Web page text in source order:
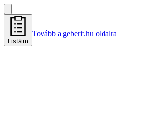
Listáim
Tovább a geberit.hu oldalra